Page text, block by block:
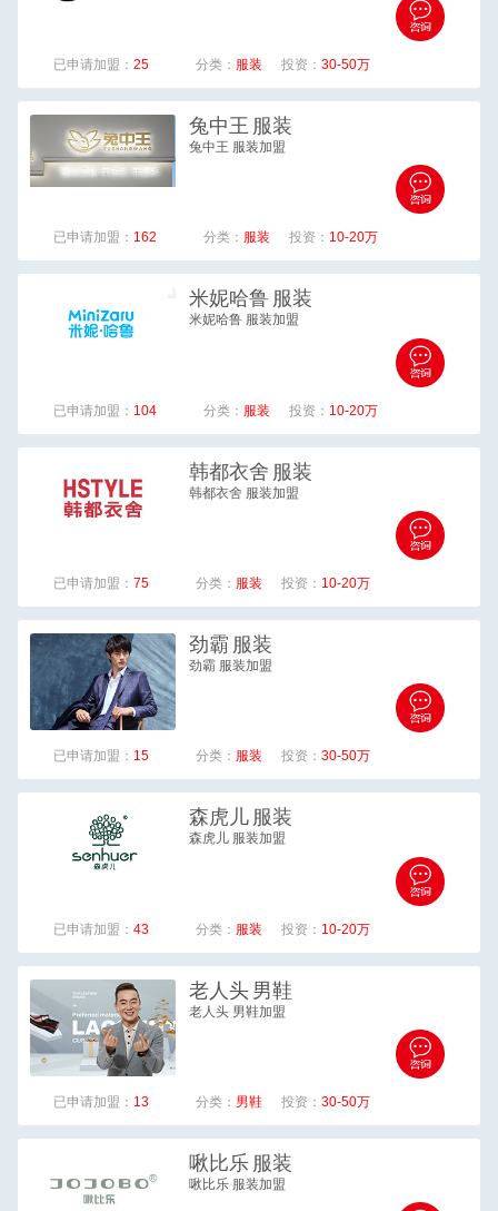
已申请加盟： 25 分类： 服装 投资：30-50万
兔中王 服装
兔中王 服装加盟
已申请加盟： 162 分类： 服装 投资： 10-20万
米妮哈鲁 服装
米妮哈鲁 服装加盟
已申请加盟： 104 分类： 服装 投资： 10-20万
韩都衣舍 服装
韩都衣舍 服装加盟
已申请加盟： 75 分类： 服装 投资： 10-20万
劲霸 服装
劲霸 服装加盟
已申请加盟： 15 分类： 服装 投资：30-50万
森虎儿 服装
森虎儿 服装加盟
已申请加盟： 43 分类： 服装 投资： 10-20万
老人头 男鞋
老人头 男鞋加盟
已申请加盟： 13 分类： 男鞋 投资：30-50万
啾比乐 服装
啾比乐 服装加盟